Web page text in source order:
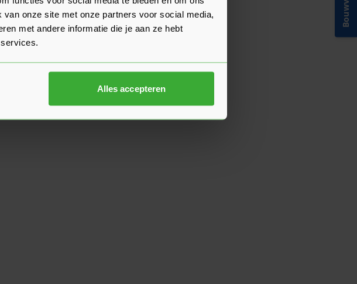
onze site met onze partners voor social media,
met andere informatie die je aan ze hebt
Alles accepteren